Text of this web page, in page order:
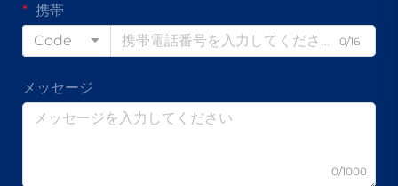
携帯
Code
0/16
メッセージ
0/1000